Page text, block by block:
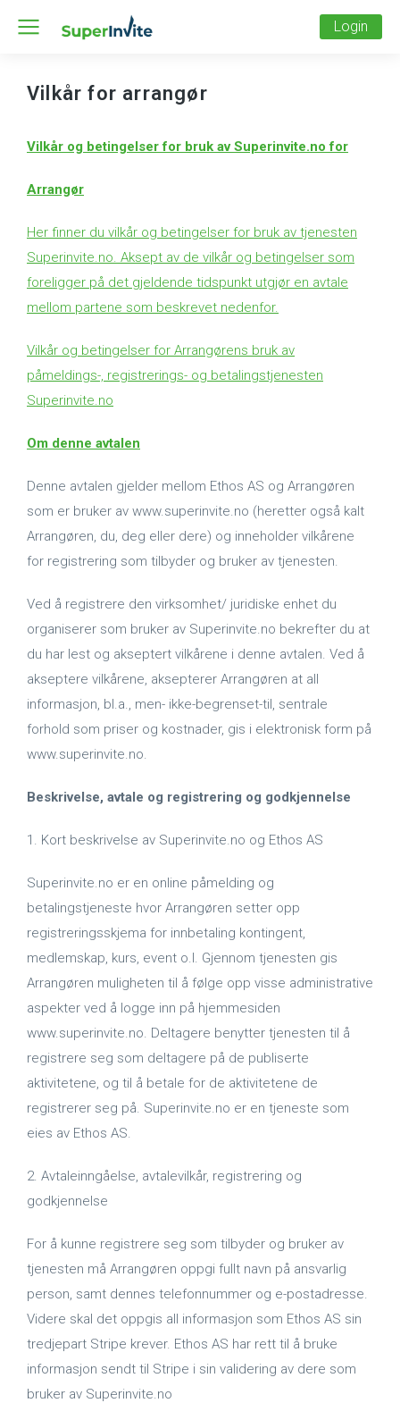
Login
Vilkår for arrangør
Vilkår og betingelser for bruk av Superinvite.no for
Arrangør
Her finner du vilkår og betingelser for bruk av tjenesten
Superinvite.no. Aksept av de vilkår og betingelser som
foreligger på det gjeldende tidspunkt utgjør en avtale
mellom partene som beskrevet nedenfor.
Vilkår og betingelser for Arrangørens bruk av
påmeldings-, registrerings- og betalingstjenesten
Superinvite.no
Om denne avtalen
Denne avtalen gjelder mellom Ethos AS og Arrangøren
som er bruker av www.superinvite.no (heretter også kalt
Arrangøren, du, deg eller dere) og inneholder vilkårene
for registrering som tilbyder og bruker av tjenesten.
Ved å registrere den virksomhet/ juridiske enhet du
organiserer som bruker av Superinvite.no bekrefter du at
du har lest og akseptert vilkårene i denne avtalen. Ved å
akseptere vilkårene, aksepterer Arrangøren at all
informasjon, bl.a., men- ikke-begrenset-til, sentrale
forhold som priser og kostnader, gis i elektronisk form på
www.superinvite.no.
Beskrivelse, avtale og registrering og godkjennelse
1. Kort beskrivelse av Superinvite.no og Ethos AS
Superinvite.no er en online påmelding og
betalingstjeneste hvor Arrangøren setter opp
registreringsskjema for innbetaling kontingent,
medlemskap, kurs, event o.l. Gjennom tjenesten gis
Arrangøren muligheten til å følge opp visse administrative
aspekter ved å logge inn på hjemmesiden
www.superinvite.no. Deltagere benytter tjenesten til å
registrere seg som deltagere på de publiserte
aktivitetene, og til å betale for de aktivitetene de
registrerer seg på. Superinvite.no er en tjeneste som
eies av Ethos AS.
2. Avtaleinngåelse, avtalevilkår, registrering og
godkjennelse
For å kunne registrere seg som tilbyder og bruker av
tjenesten må Arrangøren oppgi fullt navn på ansvarlig
person, samt dennes telefonnummer og e-postadresse.
Videre skal det oppgis all informasjon som Ethos AS sin
tredjepart Stripe krever. Ethos AS har rett til å bruke
informasjon sendt til Stripe i sin validering av dere som
bruker av Superinvite.no